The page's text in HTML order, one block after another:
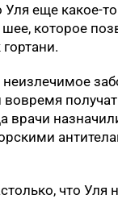
еще какое-
которое
врачи
что Уля